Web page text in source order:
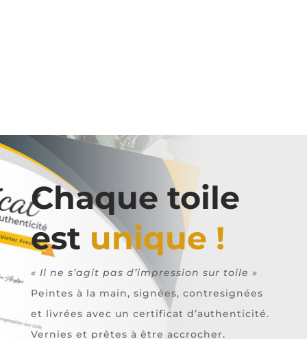
Chaque toile
est unique !
« Il ne s’agit pas d’impression sur toile »
Peintes à la main, signées, contresignées
et livrées avec un certificat d’authenticité.
Vernies et prêtes à être accrocher.